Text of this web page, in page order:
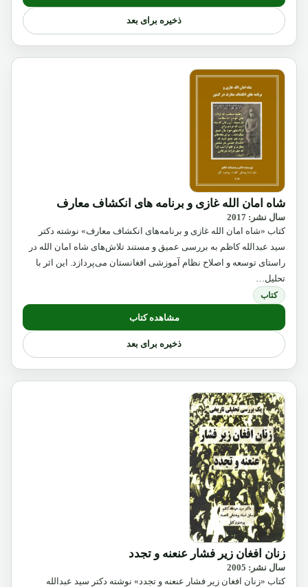
ذخیره برای بعد
شاه امان الله غازی و برنامه های انکشاف معارف
سال نشر: 2017
کتاب «شاه امان الله غازی و برنامه‌های انکشاف معارف» نوشته دکتر
سید عبدالله کاظم به بررسی عمیق و مستند تلاش‌های شاه امان الله در
راستای توسعه و اصلاح نظام آموزشی افغانستان می‌پردازد. این اثر با
تحلیل…
کتاب
مشاهده کتاب
ذخیره برای بعد
زنان افغان زیر فشار عنعنه و تجدد
سال نشر: 2005
کتاب «زنان افغان زیر فشار عنعنه و تجدد» نوشته دکتر سید عبدالله